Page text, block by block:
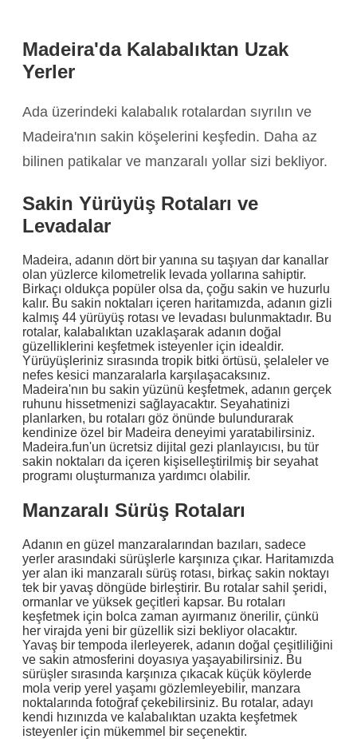
Madeira'da Kalabalıktan Uzak
Yerler
Ada üzerindeki kalabalık rotalardan sıyrılın ve
Madeira'nın sakin köşelerini keşfedin. Daha az
bilinen patikalar ve manzaralı yollar sizi bekliyor.
Sakin Yürüyüş Rotaları ve
Levadalar
Madeira, adanın dört bir yanına su taşıyan dar kanallar
olan yüzlerce kilometrelik levada yollarına sahiptir.
Birkaçı oldukça popüler olsa da, çoğu sakin ve huzurlu
kalır. Bu sakin noktaları içeren haritamızda, adanın gizli
kalmış 44 yürüyüş rotası ve levadası bulunmaktadır. Bu
rotalar, kalabalıktan uzaklaşarak adanın doğal
güzelliklerini keşfetmek isteyenler için idealdir.
Yürüyüşleriniz sırasında tropik bitki örtüsü, şelaleler ve
nefes kesici manzaralarla karşılaşacaksınız.
Madeira'nın bu sakin yüzünü keşfetmek, adanın gerçek
ruhunu hissetmenizi sağlayacaktır. Seyahatinizi
planlarken, bu rotaları göz önünde bulundurarak
kendinize özel bir Madeira deneyimi yaratabilirsiniz.
Madeira.fun'un ücretsiz dijital gezi planlayıcısı, bu tür
sakin noktaları da içeren kişiselleştirilmiş bir seyahat
programı oluşturmanıza yardımcı olabilir.
Manzaralı Sürüş Rotaları
Adanın en güzel manzaralarından bazıları, sadece
yerler arasındaki sürüşlerle karşınıza çıkar. Haritamızda
yer alan iki manzaralı sürüş rotası, birkaç sakin noktayı
tek bir yavaş döngüde birleştirir. Bu rotalar sahil şeridi,
ormanlar ve yüksek geçitleri kapsar. Bu rotaları
keşfetmek için bolca zaman ayırmanız önerilir, çünkü
her virajda yeni bir güzellik sizi bekliyor olacaktır.
Yavaş bir tempoda ilerleyerek, adanın doğal çeşitliliğini
ve sakin atmosferini doyasıya yaşayabilirsiniz. Bu
sürüşler sırasında karşınıza çıkacak küçük köylerde
mola verip yerel yaşamı gözlemleyebilir, manzara
noktalarında fotoğraf çekebilirsiniz. Bu rotalar, adayı
kendi hızınızda ve kalabalıktan uzakta keşfetmek
isteyenler için mükemmel bir seçenektir.